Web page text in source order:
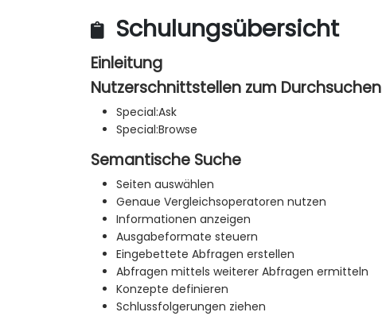
Schulungsübersicht
Einleitung
Nutzerschnittstellen zum Durchsuchen
Special:Ask
Special:Browse
Semantische Suche
Seiten auswählen
Genaue Vergleichsoperatoren nutzen
Informationen anzeigen
Ausgabeformate steuern
Eingebettete Abfragen erstellen
Abfragen mittels weiterer Abfragen ermitteln
Konzepte definieren
Schlussfolgerungen ziehen